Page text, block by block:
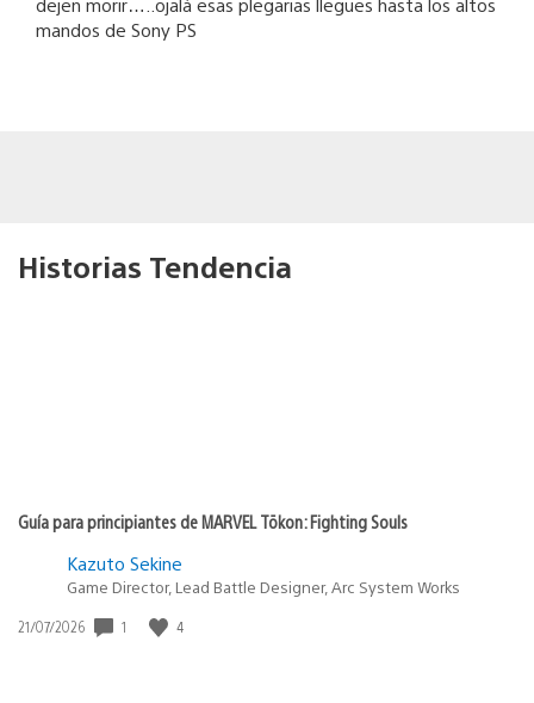
mandos de Sony PS
Historias Tendencia
Guía para principiantes de MARVEL Tōkon: Fighting Souls
Kazuto Sekine
Game Director, Lead Battle Designer, Arc System Works
Fecha
21/07/2026 1 4